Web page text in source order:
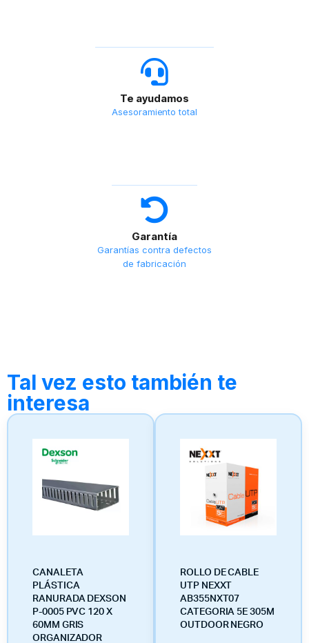
Te ayudamos
Asesoramiento total
Garantía
Garantías contra defectos
de fabricación
Tal vez esto también te
interesa
CANALETA
PLÁSTICA
RANURADA DEXSON
P-0005 PVC 120 X
60MM GRIS
ORGANIZADOR
ROLLO DE CABLE
UTP NEXXT
AB355NXT07
CATEGORIA 5E 305M
OUTDOOR NEGRO